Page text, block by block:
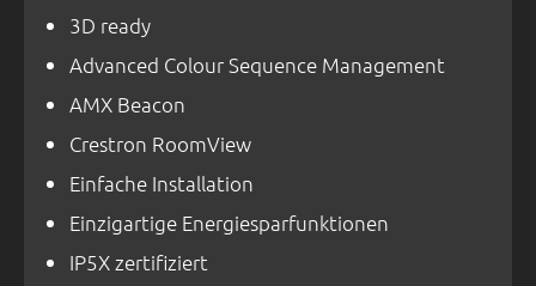
3D ready
Advanced Colour Sequence Management
AMX Beacon
Crestron RoomView
Einfache Installation
Einzigartige Energiesparfunktionen
IP5X zertifiziert